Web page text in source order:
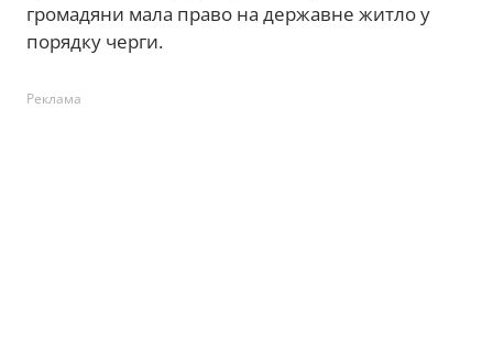
громадяни мала право на державне житло у
порядку черги.
Реклама